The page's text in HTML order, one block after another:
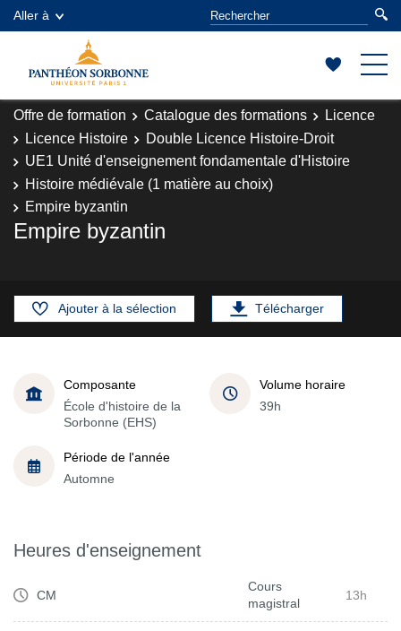
Aller à
Offre de formation Catalogue des formations
Licence
Licence Histoire
Double Licence Histoire-Droit
UE1 Unité d'enseignement fondamentale d'Histoire
Histoire médiévale (1 matière au choix)
Empire byzantin
Empire byzantin
Ajouter à la sélection Télécharger
Composante
École d'histoire de la
Sorbonne (EHS)
Volume horaire
39h
Période de l'année
Automne
Heures d'enseignement
CM
Cours
magistral
13h